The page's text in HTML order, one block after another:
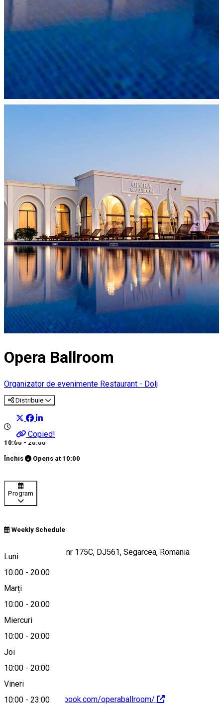
Opera Ballroom
Organizator de evenimente Restaurant - Dolj
Distribuie
Copied!
10:00 - 20:00
Închis Opens at 10:00
Program
Weekly Schedule
Luni
10:00 - 20:00
Marți
10:00 - 20:00
Miercuri
10:00 - 20:00
Joi
10:00 - 20:00
Vineri
10:00 - 23:00
Strada Republicii, nr 175C, DJ561, Segarcea, Romania
Hartă
https://www.facebook.com/operaballroom/